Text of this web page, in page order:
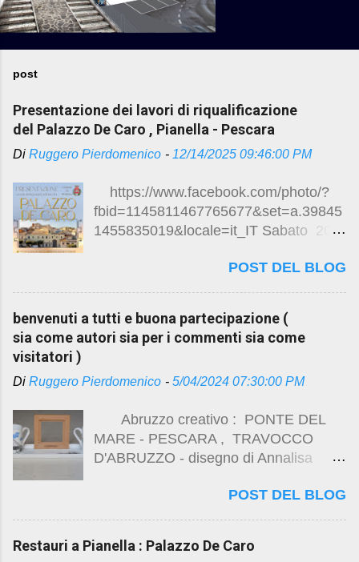
post
Presentazione dei lavori di riqualificazione
del Palazzo De Caro , Pianella - Pescara
Di Ruggero Pierdomenico - 12/14/2025 09:46:00 PM
https://www.facebook.com/photo/?
fbid=1145811467765677&set=a.39845
1455835019&locale=it_IT Sabato 20
Presentazione dei lavori di
riqualificazione del Palazzo De Caro
Visita guidata degli ambienti ristrutturati
Mostra fotografica “Ritorno alla Luce “
Esposizione targhe storiche Brindisi di
Lavori di completamento al palazzo De
di Palazzo De Caro :
https://studio.ruggeropierdomenicodott
magistralearchitettura.design/2024/12/r
https://studio.ruggeropierdomenicodott
magistralearchitettura.design/2025/02/r
estauri-pianella-palazzo-de-caro.html
POST DEL BLOG
benvenuti a tutti e buona partecipazione (
sia come autori sia per i commenti sia come
visitatori )
Di Ruggero Pierdomenico - 5/04/2024 07:30:00 PM
Abruzzo creativo : PONTE DEL
MARE - PESCARA , TRAVOCCO
D'ABRUZZO - disegno di Annalisa
di Ruggero Pierdomenico )POST DEL BLOG
Restauri a Pianella : Palazzo De Caro